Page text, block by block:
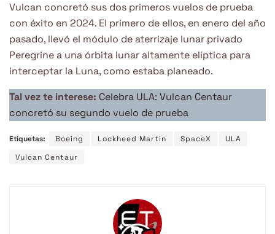
Vulcan concretó sus dos primeros vuelos de prueba
con éxito en 2024. El primero de ellos, en enero del año
pasado, llevó el módulo de aterrizaje lunar privado
Peregrine a una órbita lunar altamente elíptica para
interceptar la Luna, como estaba planeado.
Tal vez te interese: Celebra ULA: Vulcan Centaur
concretó su segundo vuelo de prueba
Etiquetas: Boeing Lockheed Martin SpaceX
ULA
Vulcan Centaur